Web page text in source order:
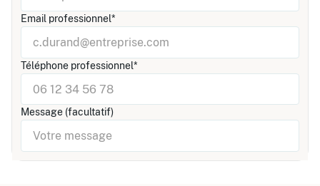
Email professionnel*
Téléphone professionnel*
Message (facultatif)